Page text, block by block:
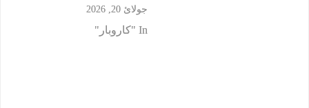
جولائ 20, 2026
In "کاروبار"